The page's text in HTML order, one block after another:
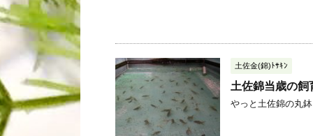
土佐金(錦)ﾄｻｷﾝ
土佐錦当歳の飼
やっと土佐錦の丸